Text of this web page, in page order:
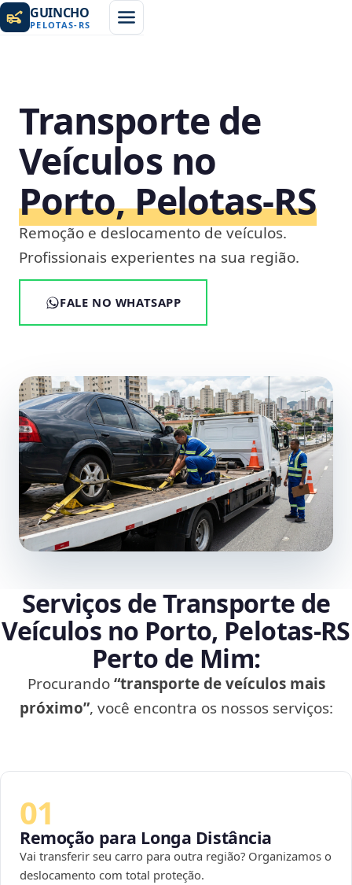
GUINCHO
PELOTAS- RS
Transporte de
Veículos no
Porto, Pelotas‑RS
Remoção e deslocamento de veículos.
Profissionais experientes na sua região.
FALE NO WHATSAPP
Serviços de Transporte de
Veículos no Porto, Pelotas‑RS
Perto de Mim:
Procurando“transporte de veículos mais
próximo”, você encontra os nossos serviços:
01
Remoção para Longa Distância
Vai transferir seu carro para outra região? Organizamos o
deslocamento com total proteção.